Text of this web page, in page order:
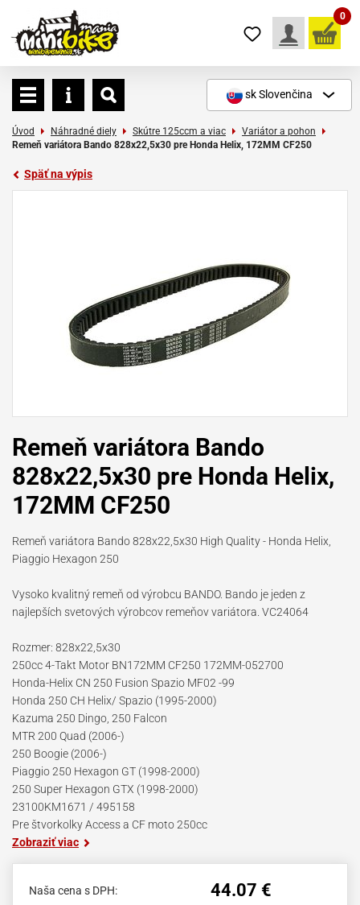
0
skSlovenčina
Úvod Náhradné diely Skútre 125ccm a viac
Variátor a pohon
Remeň variátora Bando 828x22,5x30 pre Honda Helix, 172MM CF250
Späť na výpis
Remeň variátora Bando
828x22,5x30 pre Honda Helix,
172MM CF250
Remeň variátora Bando 828x22,5x30 High Quality - Honda Helix,
Piaggio Hexagon 250
Vysoko kvalitný remeň od výrobcu BANDO. Bando je jeden z
najlepších svetových výrobcov remeňov variátora. VC24064
Rozmer: 828x22,5x30
250cc 4-Takt Motor BN172MM CF250 172MM-052700
Honda-Helix CN 250 Fusion Spazio MF02 -99
Honda 250 CH Helix/ Spazio (1995-2000)
Kazuma 250 Dingo, 250 Falcon
MTR 200 Quad (2006-)
250 Boogie (2006-)
Piaggio 250 Hexagon GT (1998-2000)
250 Super Hexagon GTX (1998-2000)
23100KM1671 / 495158
Pre štvorkolky Access a CF moto 250cc
Zobraziť viac
Naša cena s DPH: 44.07 €